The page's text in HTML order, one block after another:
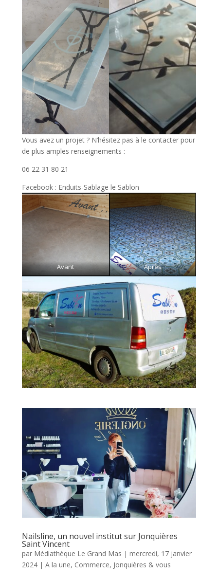
Vous avez un projet ? N’hésitez pas à le contacter pour
de plus amples renseignements :
06 22 31 80 21
Facebook : Enduits-Sablage le Sablon
Avant Après
Nailsline, un nouvel institut sur Jonquières
Saint Vincent
par Médiathèque Le Grand Mas | mercredi, 17 janvier
2024| A la une, Commerce, Jonquières & vous